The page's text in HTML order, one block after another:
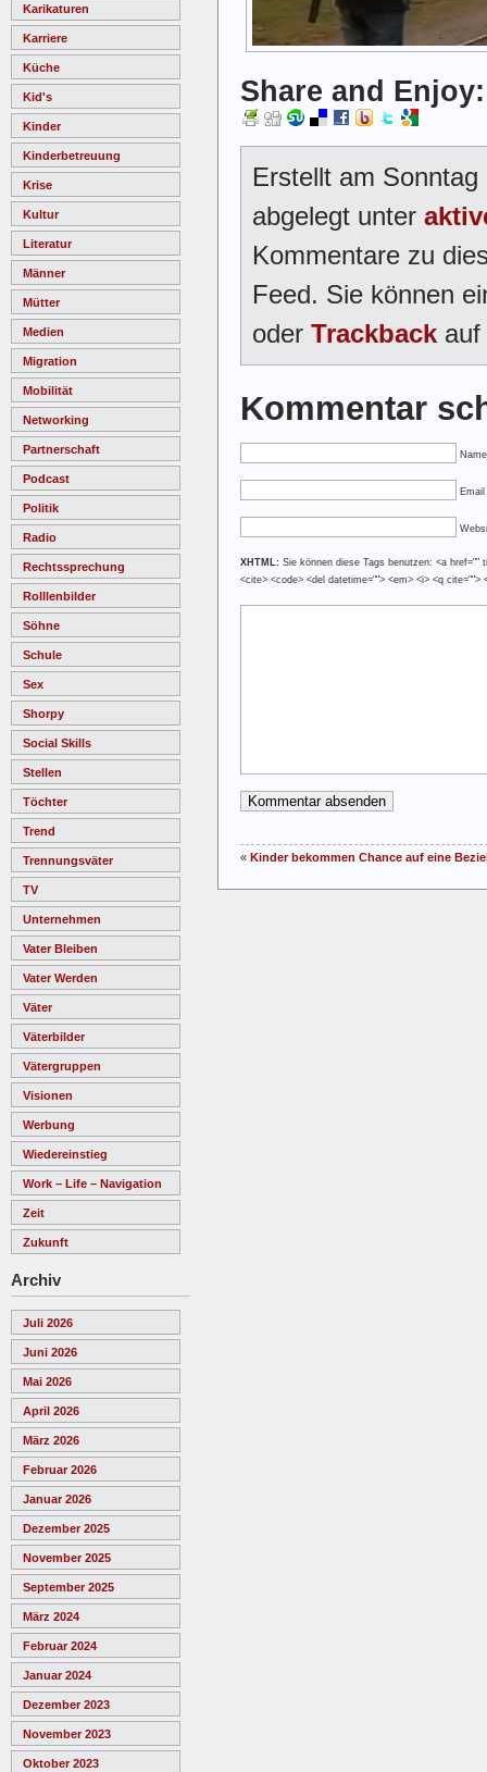
Karikaturen
Karriere
Küche
Kid's
Kinder
Kinderbetreuung
Krise
Kultur
Literatur
Männer
Mütter
Medien
Migration
Mobilität
Networking
Partnerschaft
Podcast
Politik
Radio
Rechtssprechung
Rolllenbilder
Söhne
Schule
Sex
Shorpy
Social Skills
Stellen
Töchter
Trend
Trennungsväter
TV
Unternehmen
Vater Bleiben
Vater Werden
Väter
Väterbilder
Vätergruppen
Visionen
Werbung
Wiedereinstieg
Work – Life – Navigation
Zeit
Zukunft
Archiv
Juli 2026
Juni 2026
Mai 2026
April 2026
März 2026
Februar 2026
Januar 2026
Dezember 2025
November 2025
September 2025
März 2024
Februar 2024
Januar 2024
Dezember 2023
November 2023
Oktober 2023
Share and Enjoy:
Erstellt am
abgelegt unter
Kommentare zu
Feed. Sie können
oder Trackback
Kommentar
Name
XHTML: Sie können diese Tags benutzen: <a href=""
<cite> <code> <del datetime=""> <em> <i> <q cite="">
« Kinder bekommen Chance auf eine